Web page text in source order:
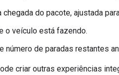
chegada do pacote, ajustada
o veículo está fazendo.
número de paradas restantes
criar outras experiências